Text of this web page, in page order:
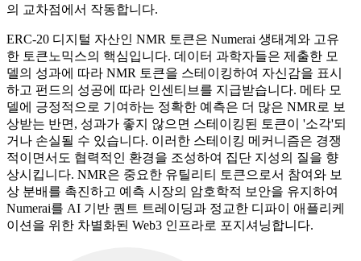
의 교차점에서 작동합니다.
ERC-20 디지털 자산인 NMR 토큰은 Numerai 생태계와 고유
한 토큰노믹스의 핵심입니다. 데이터 과학자들은 제출한 모
델의 성과에 따라 NMR 토큰을 스테이킹하여 자신감을 표시
하고 펀드의 성공에 따라 인센티브를 지급받습니다. 메타 모
델에 긍정적으로 기여하는 정확한 예측은 더 많은 NMR로 보
상받는 반면, 성과가 좋지 않으면 스테이킹된 토큰이 '소각'되
거나 손실될 수 있습니다. 이러한 스테이킹 메커니즘은 경쟁
적이면서도 협력적인 환경을 조성하여 집단 지성의 질을 향
상시킵니다. NMR은 중요한 유틸리티 토큰으로서 참여와 보
상 분배를 촉진하고 예측 시장의 암호학적 보안을 유지하여
Numerai를 AI 기반 퀀트 트레이딩과 정교한 디파이 애플리케
이션을 위한 차별화된 Web3 인프라로 포지셔닝합니다.